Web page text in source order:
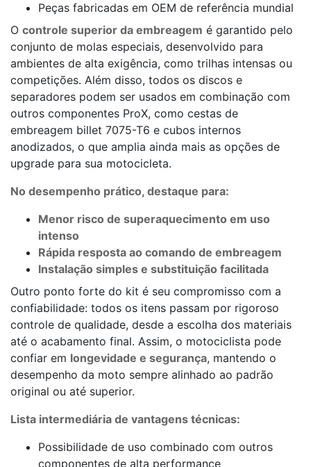
Peças fabricadas em OEM de referência mundial
O controle superior da embreagem é garantido pelo
conjunto de molas especiais, desenvolvido para
ambientes de alta exigência, como trilhas intensas ou
competições. Além disso, todos os discos e
separadores podem ser usados em combinação com
outros componentes ProX, como cestas de
embreagem billet 7075-T6 e cubos internos
anodizados, o que amplia ainda mais as opções de
upgrade para sua motocicleta.
No desempenho prático, destaque para:
Menor risco de superaquecimento em uso
intenso
Rápida resposta ao comando de embreagem
Instalação simples e substituição facilitada
Outro ponto forte do kit é seu compromisso com a
confiabilidade: todos os itens passam por rigoroso
controle de qualidade, desde a escolha dos materiais
até o acabamento final. Assim, o motociclista pode
confiar em longevidade e segurança, mantendo o
desempenho da moto sempre alinhado ao padrão
original ou até superior.
Lista intermediária de vantagens técnicas:
Possibilidade de uso combinado com outros
componentes de alta performance